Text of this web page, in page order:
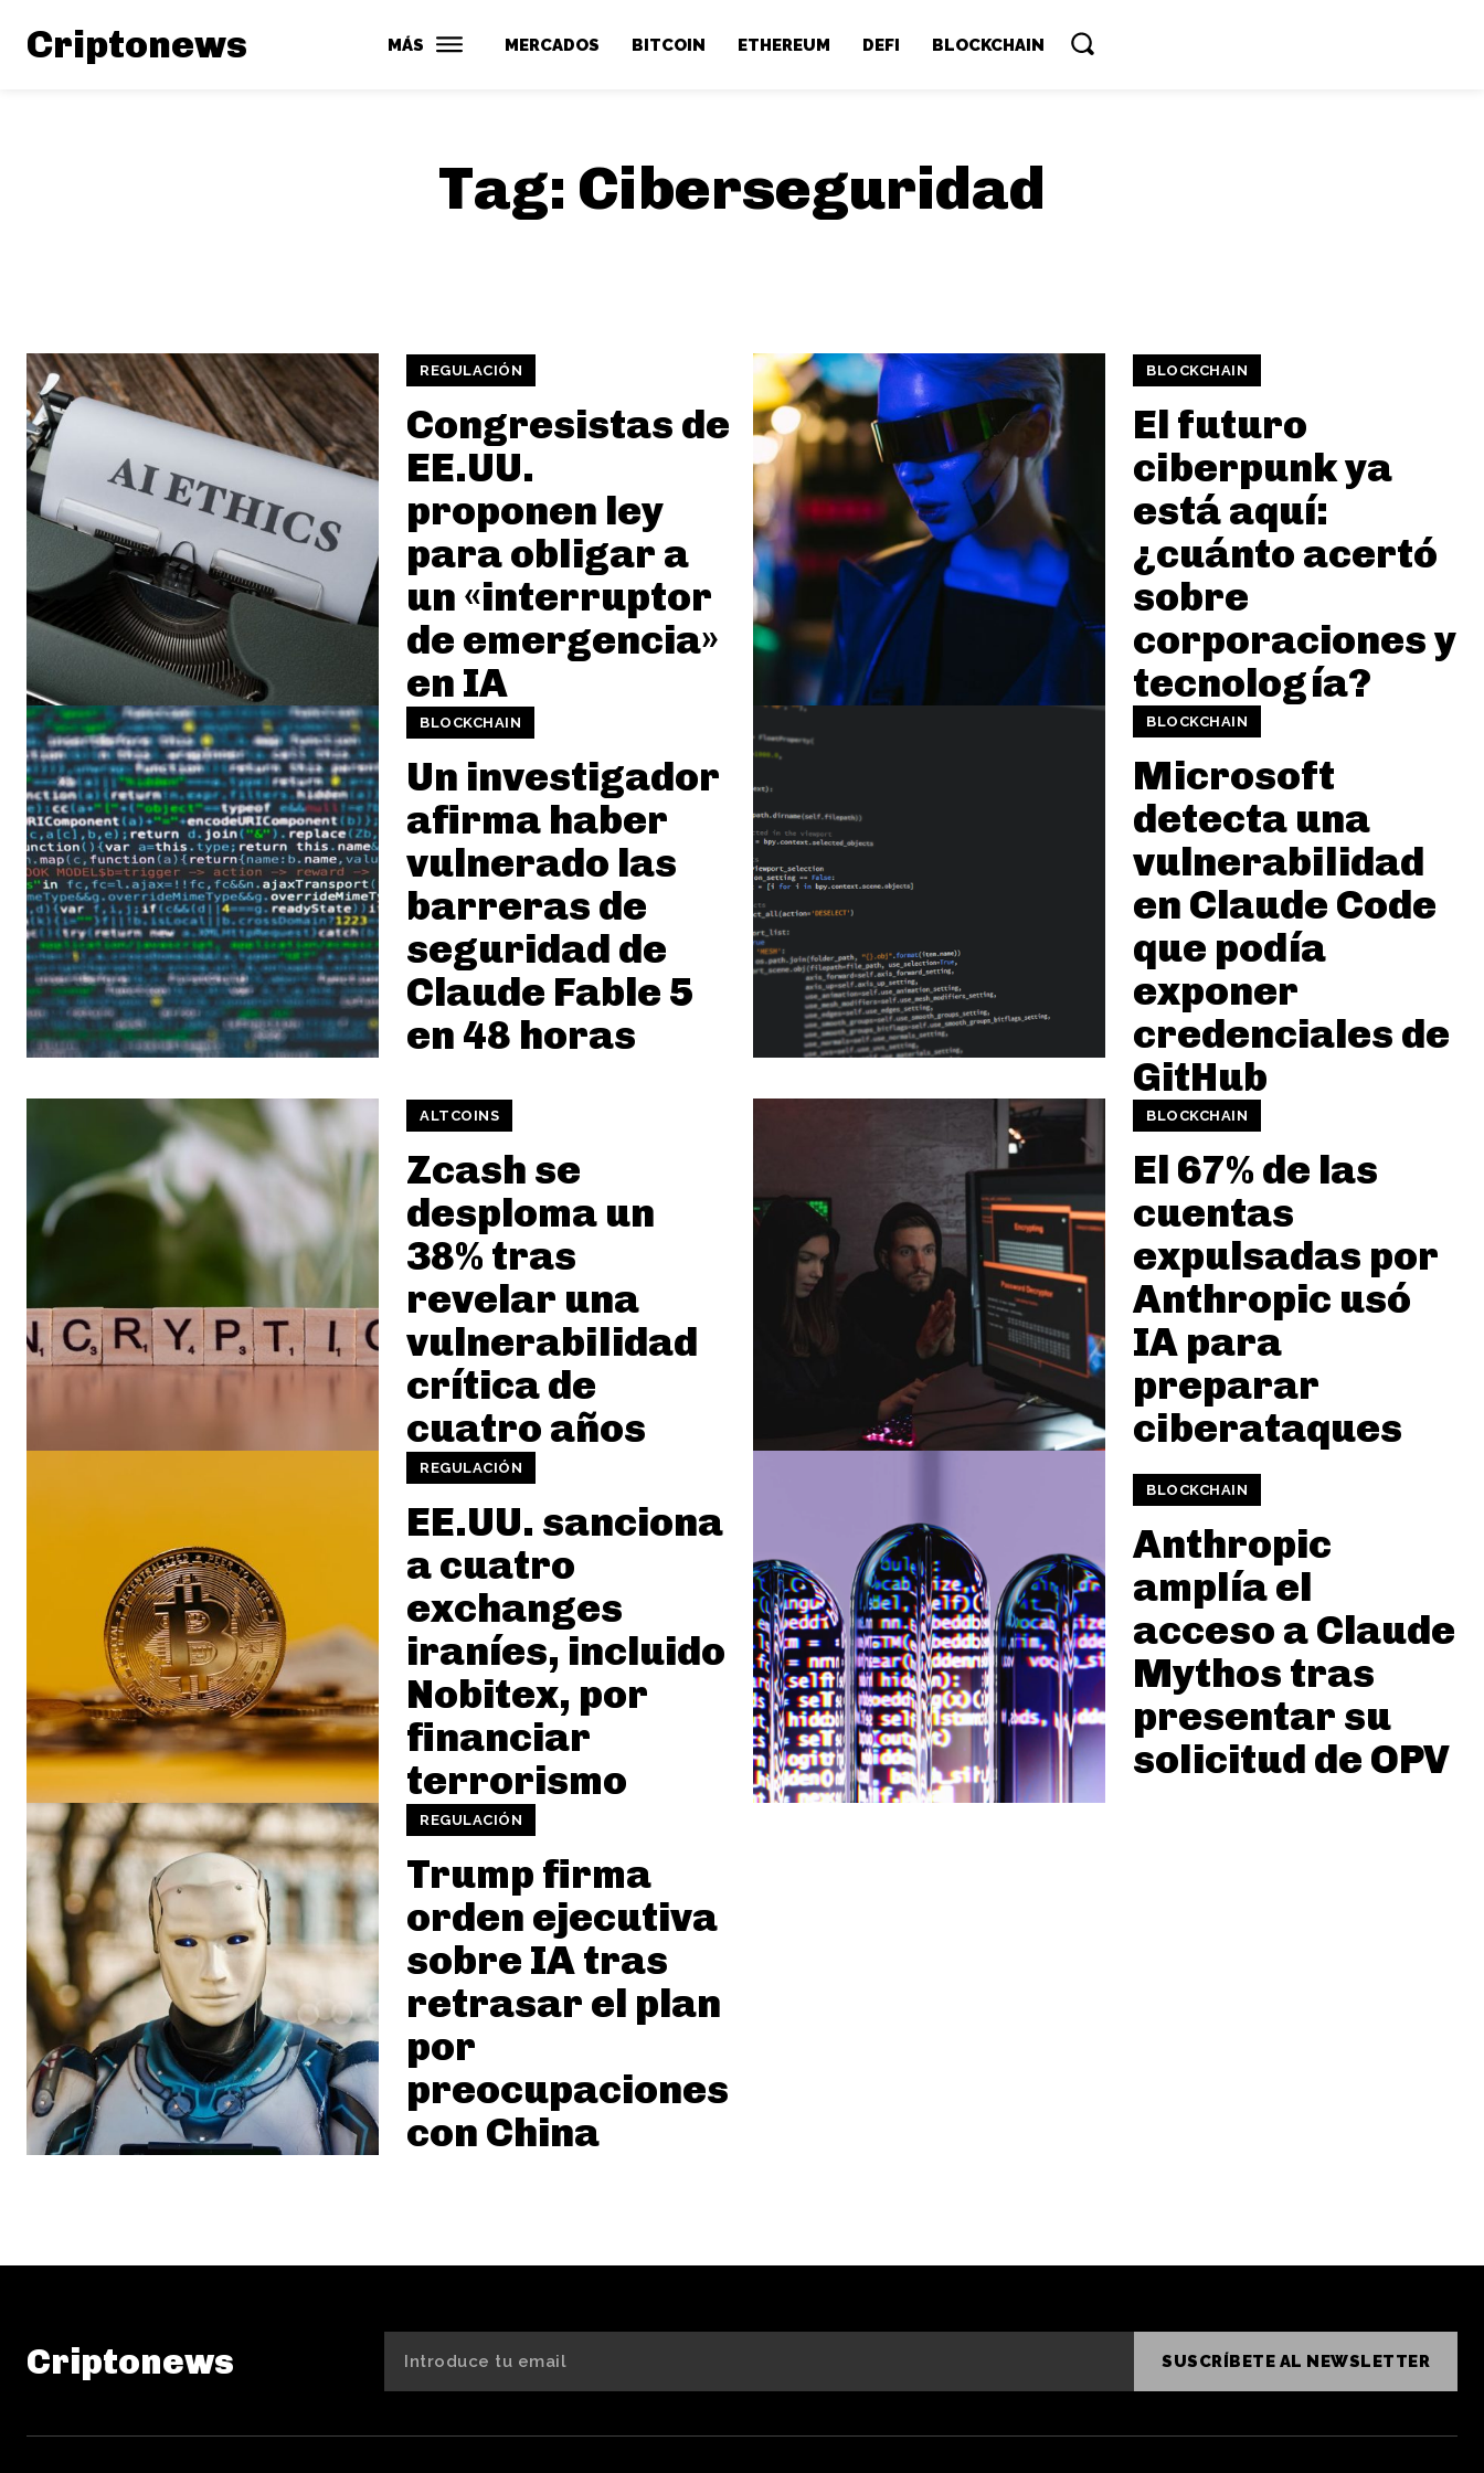
Criptonews MÁS MERCADOS BITCOIN ETHEREUM DEFI BLOCKCHAIN
Tag: Ciberseguridad
REGULACIÓN
Congresistas de
EE.UU.
proponen ley
para obligar a
un «interruptor
de emergencia»
en IA
BLOCKCHAIN
El futuro
ciberpunk ya
está aquí:
¿cuánto acertó
sobre
corporaciones y
tecnología?
BLOCKCHAIN
Un investigador
afirma haber
vulnerado las
barreras de
seguridad de
Claude Fable 5
en 48 horas
BLOCKCHAIN
Microsoft
detecta una
vulnerabilidad
en Claude Code
que podía
exponer
credenciales de
GitHub
ALTCOINS
Zcash se
desploma un
38% tras
revelar una
vulnerabilidad
crítica de
cuatro años
BLOCKCHAIN
El 67% de las
cuentas
expulsadas por
Anthropic usó
IA para
preparar
ciberataques
REGULACIÓN
EE.UU. sanciona
a cuatro
exchanges
iraníes, incluido
Nobitex, por
financiar
terrorismo
BLOCKCHAIN
Anthropic
amplía el
acceso a Claude
Mythos tras
presentar su
solicitud de OPV
REGULACIÓN
Trump firma
orden ejecutiva
sobre IA tras
retrasar el plan
por
preocupaciones
con China
Criptonews SUSCRÍBETE AL NEWSLETTER